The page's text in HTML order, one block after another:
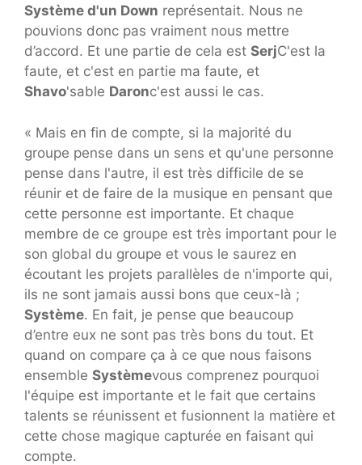
Système d'un Down représentait. Nous ne
pouvions donc pas vraiment nous mettre
d’accord. Et une partie de cela est SerjC'est la
faute, et c'est en partie ma faute, et
Shavo'sable Daronc'est aussi le cas.
« Mais en fin de compte, si la majorité du
groupe pense dans un sens et qu'une personne
pense dans l'autre, il est très difficile de se
réunir et de faire de la musique en pensant que
cette personne est importante. Et chaque
membre de ce groupe est très important pour le
son global du groupe et vous le saurez en
écoutant les projets parallèles de n'importe qui,
ils ne sont jamais aussi bons que ceux-là ;
Système. En fait, je pense que beaucoup
d’entre eux ne sont pas très bons du tout. Et
quand on compare ça à ce que nous faisons
ensemble Systèmevous comprenez pourquoi
l'équipe est importante et le fait que certains
talents se réunissent et fusionnent la matière et
cette chose magique capturée en faisant qui
compte.